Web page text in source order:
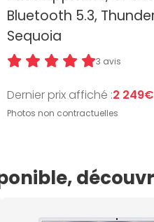
Bluetooth 5.3,
Sequoia
3 avis
Dernier prix affiché :2 249€
Photos non contractuelles